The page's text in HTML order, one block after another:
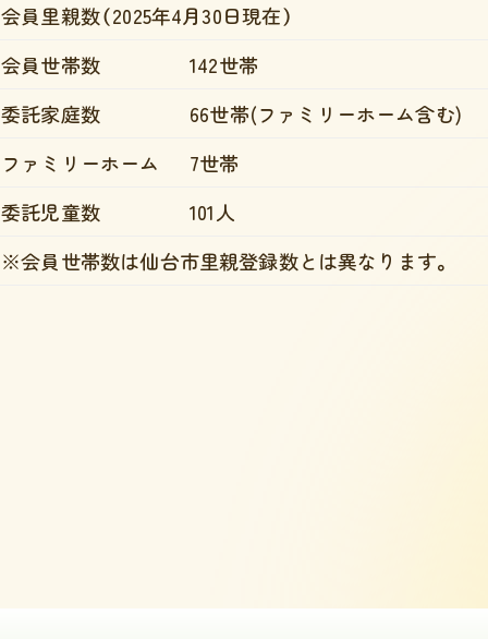
会員里親数（2025年4月30日現在）
会員世帯数
142世帯
委託家庭数
66世帯(ファミリーホーム含む)
ファミリーホーム
7世帯
委託児童数
101人
※会員世帯数は仙台市里親登録数とは異なります。